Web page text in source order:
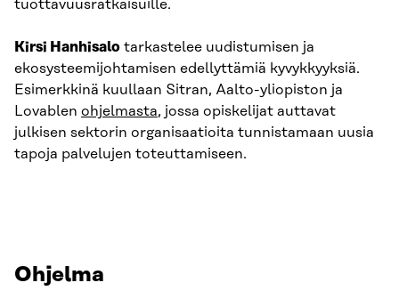
tuottavuusratkaisuille.
Kirsi Hanhisalo tarkastelee uudistumisen ja
ekosysteemijohtamisen edellyttämiä kyvykkyyksiä.
Esimerkkinä kuullaan Sitran, Aalto-yliopiston ja
Lovablen ohjelmasta, jossa opiskelijat auttavat
julkisen sektorin organisaatioita tunnistamaan uusia
tapoja palvelujen toteuttamiseen.
Ohjelma